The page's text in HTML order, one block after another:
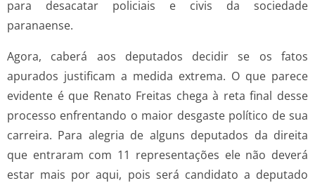
para desacatar policiais e civis da sociedade
paranaense.
Agora, caberá aos deputados decidir se os fatos
apurados justificam a medida extrema. O que parece
evidente é que Renato Freitas chega à reta final desse
processo enfrentando o maior desgaste político de sua
carreira. Para alegria de alguns deputados da direita
que entraram com 11 representações ele não deverá
estar mais por aqui, pois será candidato a deputado